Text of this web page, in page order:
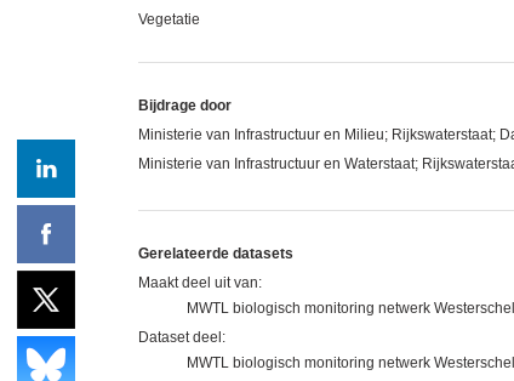
Vegetatie
Bijdrage door
Ministerie van Infrastructuur en Milieu; Rijkswaterstaat;
Ministerie van Infrastructuur en Waterstaat;
Gerelateerde datasets
Maakt deel uit van:
MWTL biologisch monitoring netwerk
Dataset deel:
MWTL biologisch monitoring netwerk